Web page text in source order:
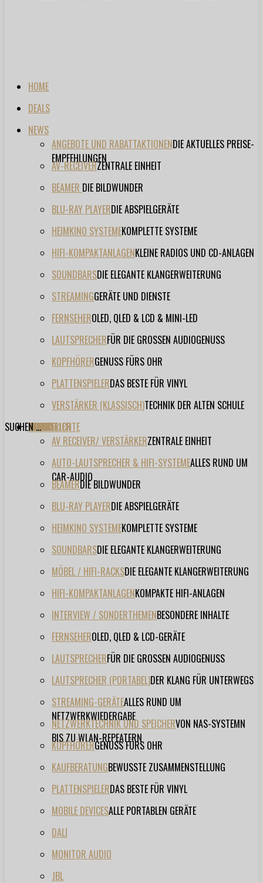
HOME
DEALS
NEWS
ANGEBOTE UND RABATTAKTIONENDIE AKTUELLES PREISE-
EMPFEHLUNGEN
AV-RECEIVERZENTRALE EINHEIT
BEAMER DIE BILDWUNDER
BLU-RAY PLAYERDIE ABSPIELGERÄTE
HEIMKINO SYSTEMEKOMPLETTE SYSTEME
HIFI-KOMPAKTANLAGENKLEINE RADIOS UND CD-ANLAGEN
SOUNDBARSDIE ELEGANTE KLANGERWEITERUNG
STREAMINGGERÄTE UND DIENSTE
FERNSEHEROLED, QLED & LCD & MINI-LED
LAUTSPRECHERFÜR DIE GROSSEN AUDIOGENUSS
KOPFHÖRERGENUSS FÜRS OHR
PLATTENSPIELERDAS BESTE FÜR VINYL
VERSTÄRKER (KLASSISCH)TECHNIK DER ALTEN SCHULE
TESTBERICHTE
AV RECEIVER/ VERSTÄRKERZENTRALE EINHEIT
AUTO-LAUTSPRECHER & HIFI-SYSTEMEALLES RUND UM
CAR-AUDIO
BEAMERDIE BILDWUNDER
BLU-RAY PLAYERDIE ABSPIELGERÄTE
HEIMKINO SYSTEMEKOMPLETTE SYSTEME
SOUNDBARSDIE ELEGANTE KLANGERWEITERUNG
MÖBEL / HIFI-RACKSDIE ELEGANTE KLANGERWEITERUNG
HIFI-KOMPAKTANLAGENKOMPAKTE HIFI-ANLAGEN
INTERVIEW / SONDERTHEMENBESONDERE INHALTE
FERNSEHEROLED, QLED & LCD-GERÄTE
LAUTSPRECHERFÜR DIE GROSSEN AUDIOGENUSS
LAUTSPRECHER (PORTABEL)DER KLANG FÜR UNTERWEGS
STREAMING-GERÄTEALLES RUND UM
NETZWERKWIEDERGABE
NETZWERKTECHNIK UND SPEICHERVON NAS-SYSTEMN
BIS ZU WLAN-REPEATERN
KOPFHÖRERGENUSS FÜRS OHR
KAUFBERATUNGBEWUSSTE ZUSAMMENSTELLUNG
PLATTENSPIELERDAS BESTE FÜR VINYL
MOBILE DEVICESALLE PORTABLEN GERÄTE
FORUM
FILME
VIDEOS
HERSTELLER
DALI
MONITOR AUDIO
JBL
EVENT
SUCHEN ...